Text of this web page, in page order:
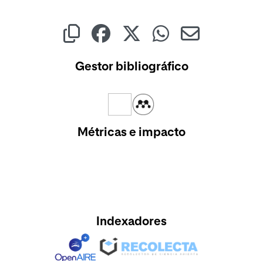
Gestor bibliográfico
Métricas e impacto
Indexadores